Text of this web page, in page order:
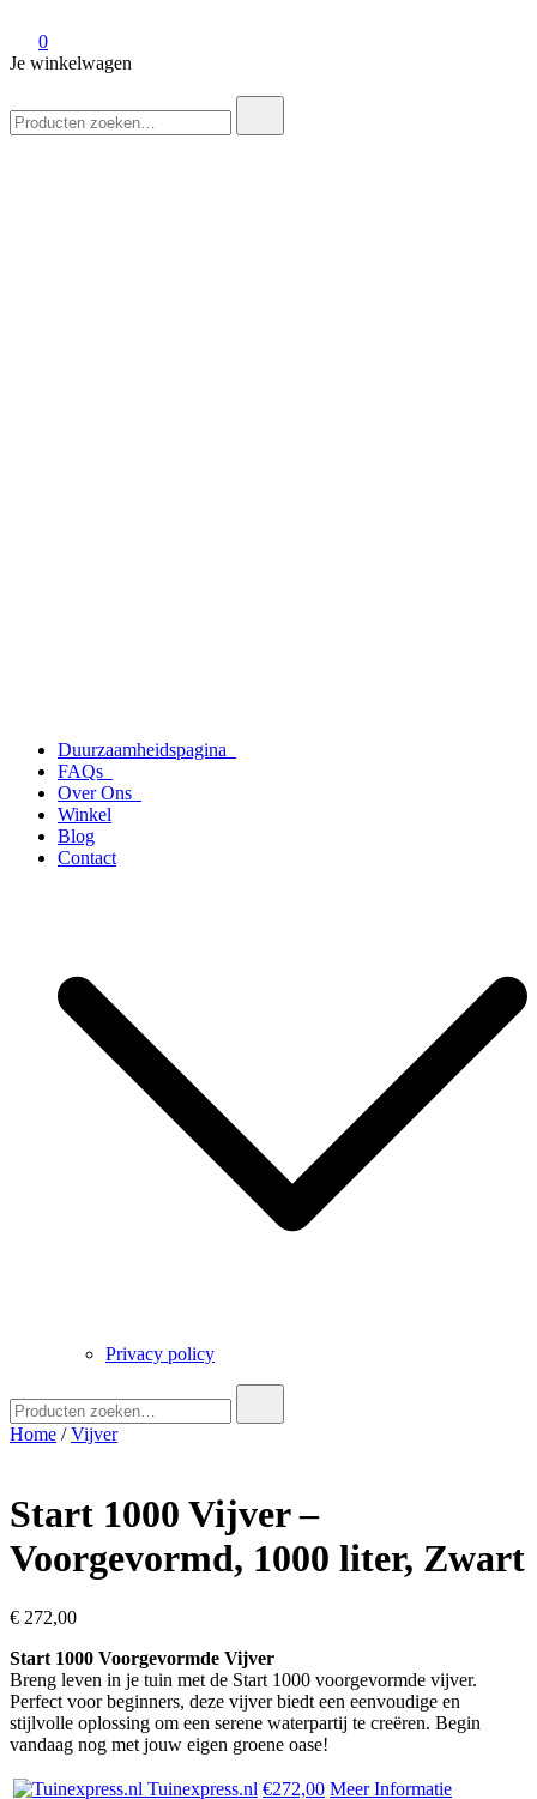
0
Je winkelwagen
naar:
Duurzaamheidspagina
FAQs
Over Ons
Winkel
Blog
Contact
Privacy policy
naar:
Home /Vijver
Start 1000 Vijver –
Voorgevormd, 1000 liter, Zwart
€ 272,00
Start 1000 Voorgevormde Vijver
Breng leven in je tuin met de Start 1000 voorgevormde vijver.
Perfect voor beginners, deze vijver biedt een eenvoudige en
stijlvolle oplossing om een serene waterpartij te creëren. Begin
vandaag nog met jouw eigen groene oase!
Tuinexpress.nl €272,00 Meer Informatie